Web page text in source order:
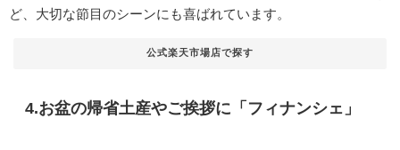
ど、大切な節目のシーンにも喜ばれています。
公式楽天市場店で探す
4.お盆の帰省土産やご挨拶に「フィナンシェ」